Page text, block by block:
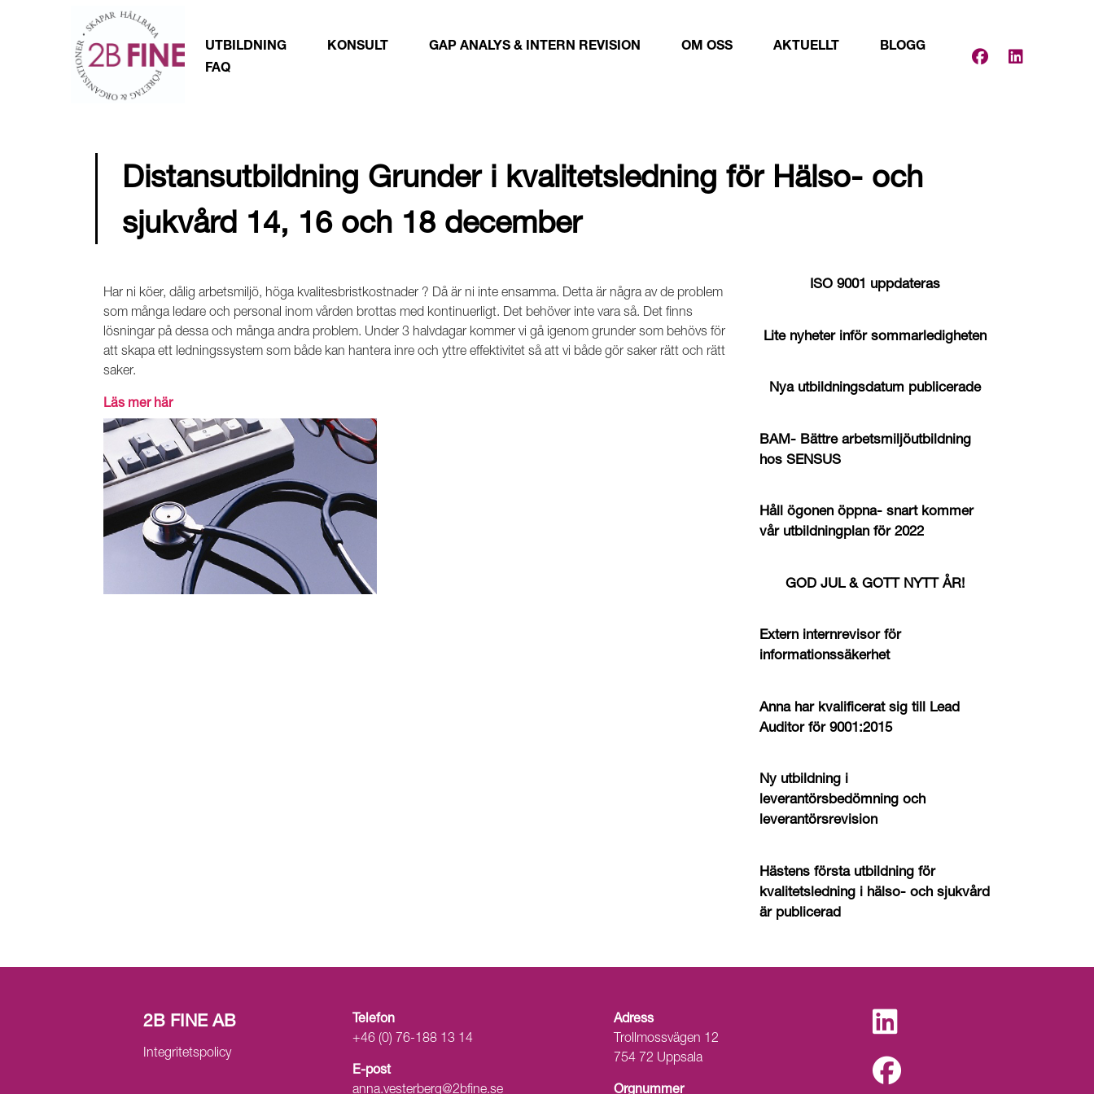
UTBILDNING KONSULT GAP ANALYS & INTERN REVISION OM OSS AKTUELLT
BLOGG
FAQ
Distansutbildning Grunder i kvalitetsledning för Hälso- och
sjukvård 14, 16 och 18 december
Har ni köer, dålig arbetsmiljö, höga kvalitesbristkostnader ? Då är ni inte ensamma. Detta är några av de problem
som många ledare och personal inom vården brottas med kontinuerligt. Det behöver inte vara så. Det finns
lösningar på dessa och många andra problem. Under 3 halvdagar kommer vi gå igenom grunder som behövs för
att skapa ett ledningssystem som både kan hantera inre och yttre effektivitet så att vi både gör saker rätt och rätt
saker.
Läs mer här
ISO 9001 uppdateras
Lite nyheter inför sommarledigheten
Nya utbildningsdatum publicerade
BAM- Bättre arbetsmiljöutbildning
hos SENSUS
Håll ögonen öppna- snart kommer
vår utbildningplan för 2022
GOD JUL & GOTT NYTT ÅR!
Extern internrevisor för
informationssäkerhet
Anna har kvalificerat sig till Lead
Auditor för 9001:2015
Ny utbildning i
leverantörsbedömning och
leverantörsrevision
Hästens första utbildning för
kvalitetsledning i hälso- och sjukvård
är publicerad
2B FINE AB
Integritetspolicy
Telefon
+46 (0) 76-188 13 14
E-post
anna.vesterberg@2bfine.se
Adress
Trollmossvägen 12
754 72 Uppsala
Orgnummer